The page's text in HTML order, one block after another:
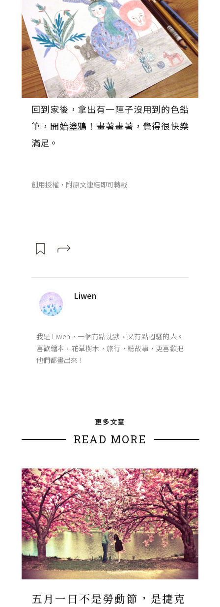
回到家後，拿出有一陣子沒用到的色鉛
筆，開始塗鴉！畫著畫著，覺得很快樂
滿足。
創用授權，附原文連結即可轉載
Liwen
我是 Liwen，一個有點沈默，又有點悶騷的人。
喜歡繪本，花草樹木，旅行，聽故事，更喜歡把
他們都畫出來！
更多文章
READ MORE
五月一日不是勞動節，是捷克